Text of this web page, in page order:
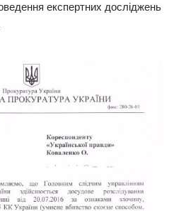
експертних досліджень